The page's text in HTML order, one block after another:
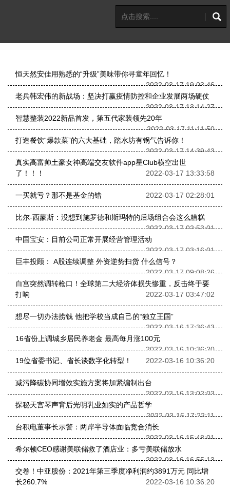
恒天然安佳用熟悉的“升级”美味带你寻童年回忆！
2022-03-17 19:03:46
老兵韩宏伟的新战场：坚决打赢疫情防控和企业发展两场硬仗
2022-03-17 13:14:27
智慧整装2022新品首发，第五代家装领先20年
2022-03-17 11:11:50
打造餐饮“爆款菜”的六大基础，踏水坊有锅气告诉你！
2022-03-17 14:39:43
真实高富帅土豪女神高端交友软件app星Club横空出世
了！！！
2022-03-17 13:33:58
一买就亏？那不是基金的错 2022-03-17 02:28:01
比尔-西蒙斯：没想到施罗德和斯玛特的后场组合会这么糟糕
2022-03-17 02:53:01
中国宝安：目前公司正常开展经营管理活动
2022-03-17 03:16:01
巨丰投顾： A股连续调整 外资逆势扫货 什么信号？
2022-03-17 09:08:26
白宫突然调转枪口！全球第二大经济体损失惨重，反击终于要
打响
2022-03-17 03:47:02
想尽一切办法捞钱 他把学校当成自己的“独立王国”
2022-03-16 17:36:43
16省份上调城乡居民养老金 最高每月涨100元
2022-03-16 10:36:20
19位省委书记、省长谈数字化转型！
2022-03-16 10:36:20
减污降碳协同增效实施方案将加紧编制出台
2022-03-16 13:02:03
探秘天宫琴声背后光明乳业如实的产品哲学
2022-03-16 17:22:11
台积电董事长示警：两岸半导体面临竞合消长
2022-03-16 15:48:01
希尔顿CEO感谢美联储救了酒店业：多亏美联储放水
2022-03-16 16:55:13
交卷！中亚股份：2021年第三季度净利润约3891万元 同比增
长260.7%
2022-03-16 10:36:20